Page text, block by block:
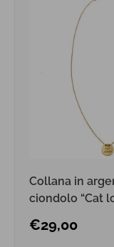
Collana in
ciondolo “Cat
Prezzo
€29,00